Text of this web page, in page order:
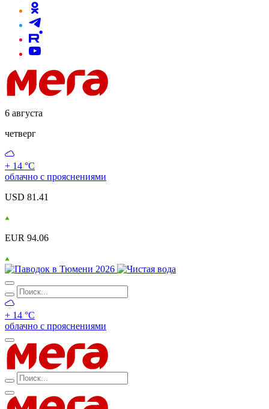
6 августа
четверг
+ 14 °С
облачно с прояснениями
USD 81.41
EUR 94.06
+ 14 °С
облачно с прояснениями